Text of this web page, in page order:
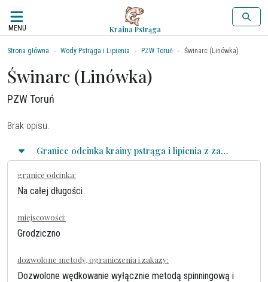
MENU Kraina Pstrąga
Strona główna Wody Pstrąga i Lipienia PZW Toruń Świnarc (Linówka)
Świnarc (Linówka)
PZW Toruń
Brak opisu.
Granice odcinka krainy pstrąga i lipienia z zasadami połowu
granice odcinka:
Na całej długości
miejscowości:
Grodziczno
dozwolone metody, ograniczenia i zakazy:
Dozwolone wędkowanie wyłącznie metodą spinningową i